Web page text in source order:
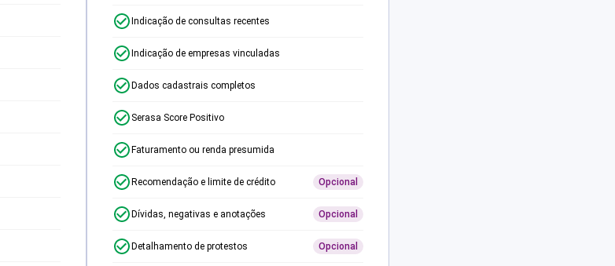
Indicação de consultas recentes
Indicação de empresas vinculadas
Dados cadastrais completos
Serasa Score Positivo
Faturamento ou renda presumida
Recomendação e limite de crédito Opcional
Dívidas, negativas e anotações Opcional
Detalhamento de protestos Opcional